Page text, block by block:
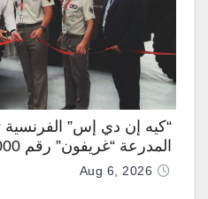
“كيه إن دي إس” الفرنسية
المدرعة “غريفون” رقم 1000 لخط الإنتاج
Aug 6, 2026